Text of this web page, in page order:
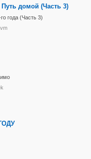
домой (Часть 3)
года (Часть 3)